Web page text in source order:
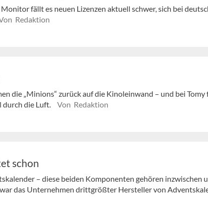
fällt es neuen Lizenzen aktuell schwer, sich bei
Redaktion
die „Minions“ zurück auf die Kinoleinwand – und bei Tomy
durch die Luft.
Von Redaktion
schon
– diese beiden Komponenten gehören inzwischen
das Unternehmen drittgrößter Hersteller von